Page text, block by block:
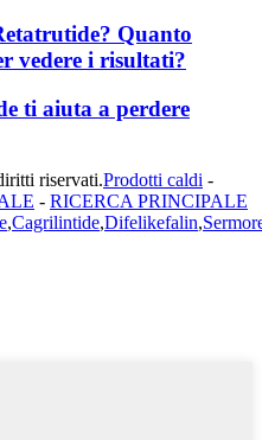
Quanto
vedere i risultati?
ti aiuta a perdere
riservati.Prodotti caldi -
- RICERCA PRINCIPALE
,Cagrilintide,Difelikefalin,